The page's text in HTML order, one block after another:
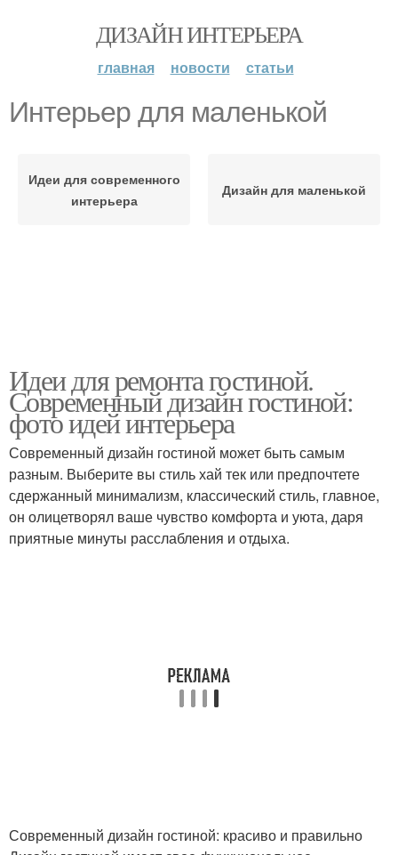
ДИЗАЙН ИНТЕРЬЕРА
главная новости статьи
Интерьер для маленькой
Идеи для современного
интерьера
Дизайн для маленькой
Идеи для ремонта гостиной.
Современный дизайн гостиной:
фото идей интерьера
Современный дизайн гостиной может быть самым
разным. Выберите вы стиль хай тек или предпочтете
сдержанный минимализм, классический стиль, главное,
он олицетворял ваше чувство комфорта и уюта, даря
приятные минуты расслабления и отдыха.
Современный дизайн гостиной: красиво и правильно